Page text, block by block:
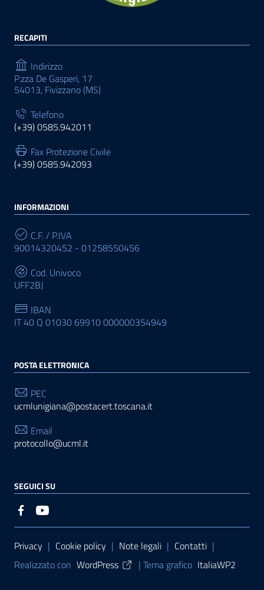
RECAPITI
Indirizzo
P.zza De Gasperi, 17
54013, Fivizzano (MS)
Telefono
(+39) 0585.942011
Fax Protezione Civile
(+39) 0585.942093
INFORMAZIONI
C.F. / P.IVA
90014320452 - 01258550456
Cod. Univoco
UFF2BJ
IBAN
IT 40 Q 01030 69910 000000354949
POSTA ELETTRONICA
PEC
ucmlunigiana@postacert.toscana.it
Email
protocollo@ucml.it
SEGUICI SU
Sezione Link Utili
Privacy | Cookie policy | Note legali | Contatti |
Realizzato con WordPress | Tema grafico ItaliaWP2